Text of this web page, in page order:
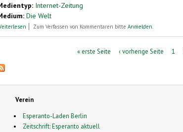
Internet-Zeitung
Die Welt
über Kunstsprache soll an mehr Unis angeboten werden
Zum Verfassen von Kommentaren bitte Anmelden.
« erste Seite ‹ vorherige Seite 1
Verein
Esperanto-Laden Berlin
Zeitschrift: Esperanto aktuell